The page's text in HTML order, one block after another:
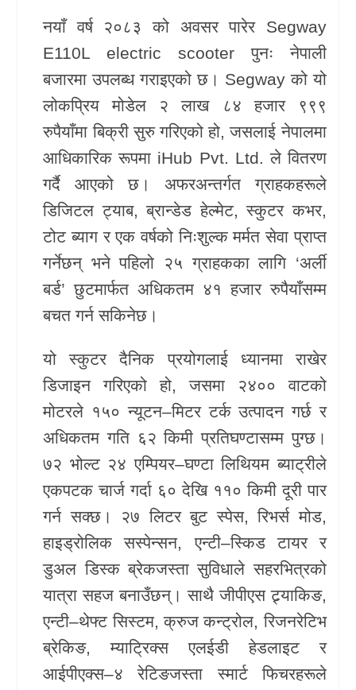
खेलकुद
Unicode
नयाँ वर्ष २०८३ को अवसर पारेर Segway
E110L electric scooter पुनः नेपाली
बजारमा उपलब्ध गराइएको छ। Segwayको यो
लोकप्रिय मोडेल २ लाख ८४ हजार ९९९
रुपैयाँमा बिक्री सुरु गरिएको हो, जसलाई नेपालमा
आधिकारिक रूपमा iHub Pvt. Ltd. ले वितरण
गर्दै आएको छ। अफरअन्तर्गत ग्राहकहरूले
डिजिटल ट्याब, ब्रान्डेड हेल्मेट, स्कुटर कभर,
टोट ब्याग र एक वर्षको निःशुल्क मर्मत सेवा प्राप्त
गर्नेछन् भने पहिलो २५ ग्राहकका लागि ‘अर्ली
बर्ड’ छुटमार्फत अधिकतम ४१ हजार रुपैयाँसम्म
बचत गर्न सकिनेछ।
यो स्कुटर दैनिक प्रयोगलाई ध्यानमा राखेर
डिजाइन गरिएको हो, जसमा २४०० वाटको
मोटरले १५० न्यूटन–मिटर टर्क उत्पादन गर्छ र
अधिकतम गति ६२ किमी प्रतिघण्टासम्म पुग्छ।
७२ भोल्ट २४ एम्पियर–घण्टा लिथियम ब्याट्रीले
एकपटक चार्ज गर्दा ६० देखि ११० किमी दूरी पार
गर्न सक्छ। २७ लिटर बुट स्पेस, रिभर्स मोड,
हाइड्रोलिक सस्पेन्सन, एन्टी–स्किड टायर र
डुअल डिस्क ब्रेकजस्ता सुविधाले सहरभित्रको
यात्रा सहज बनाउँछन्। साथै जीपीएस ट्र्याकिङ,
एन्टी–थेफ्ट सिस्टम, क्रुज कन्ट्रोल, रिजनरेटिभ
ब्रेकिङ, म्याट्रिक्स एलईडी हेडलाइट र
आईपीएक्स–४ रेटिङजस्ता स्मार्ट फिचरहरूले